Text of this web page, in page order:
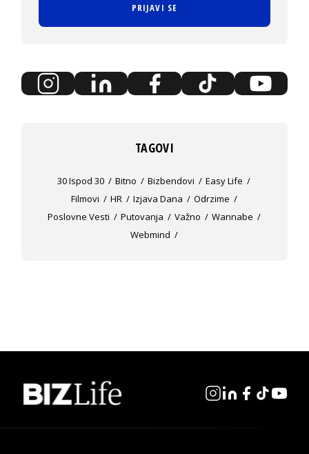
PRIJAVI SE
TAGOVI
30 Ispod 30 Bitno Bizbendovi
Easy Life
Filmovi
HR Izjava Dana
Odrzime
Poslovne Vesti
Putovanja Važno
Wannabe
Webmind